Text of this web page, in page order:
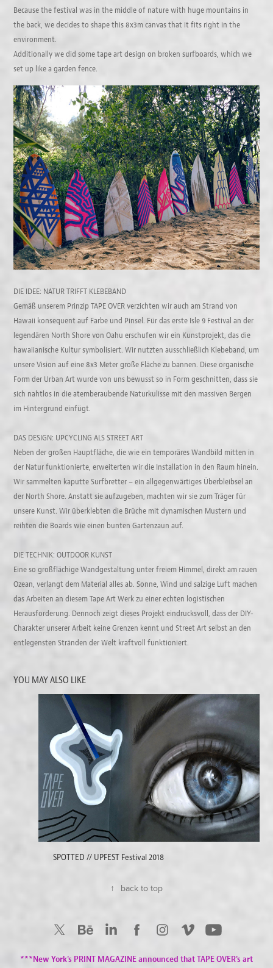
Because the festival was in the middle of nature with huge mountains in
the back, we decides to shape this 8x3m canvas that it fits right in the
environment.
Additionally we did some tape art design on broken surfboards, which we
set up like a garden fence.
DIE IDEE: NATUR TRIFFT KLEBEBAND
Gemäß unserem Prinzip TAPE OVER verzichten wir auch am Strand von
Hawaii konsequent auf Farbe und Pinsel. Für das erste Isle 9 Festival an der
legendären North Shore von Oahu erschufen wir ein Kunstprojekt, das die
hawaiianische Kultur symbolisiert. Wir nutzten ausschließlich Klebeband, um
unsere Vision auf eine 8x3 Meter große Fläche zu bannen. Diese organische
Form der Urban Art wurde von uns bewusst so in Form geschnitten, dass sie
sich nahtlos in die atemberaubende Naturkulisse mit den massiven Bergen
im Hintergrund einfügt.
DAS DESIGN: UPCYCLING ALS STREET ART
Neben der großen Hauptfläche, die wie ein temporäres Wandbild mitten in
der Natur funktionierte, erweiterten wir die Installation in den Raum hinein.
Wir sammelten kaputte Surfbretter – ein allgegenwärtiges Überbleibsel an
der North Shore. Anstatt sie aufzugeben, machten wir sie zum Träger für
unsere Kunst. Wir überklebten die Brüche mit dynamischen Mustern und
reihten die Boards wie einen bunten Gartenzaun auf.
DIE TECHNIK: OUTDOOR KUNST
Eine so großflächige Wandgestaltung unter freiem Himmel, direkt am rauen
Ozean, verlangt dem Material alles ab. Sonne, Wind und salzige Luft machen
das Arbeiten an diesem Tape Art Werk zu einer echten logistischen
Herausforderung. Dennoch zeigt dieses Projekt eindrucksvoll, dass der DIY-
Charakter unserer Arbeit keine Grenzen kennt und Street Art selbst an den
entlegensten Stränden der Welt kraftvoll funktioniert.
YOU MAY ALSO LIKE
SPOTTED // UPFEST Festival 2018
↑ back to top
***New York's PRINT MAGAZINE announced that TAPE OVER's art